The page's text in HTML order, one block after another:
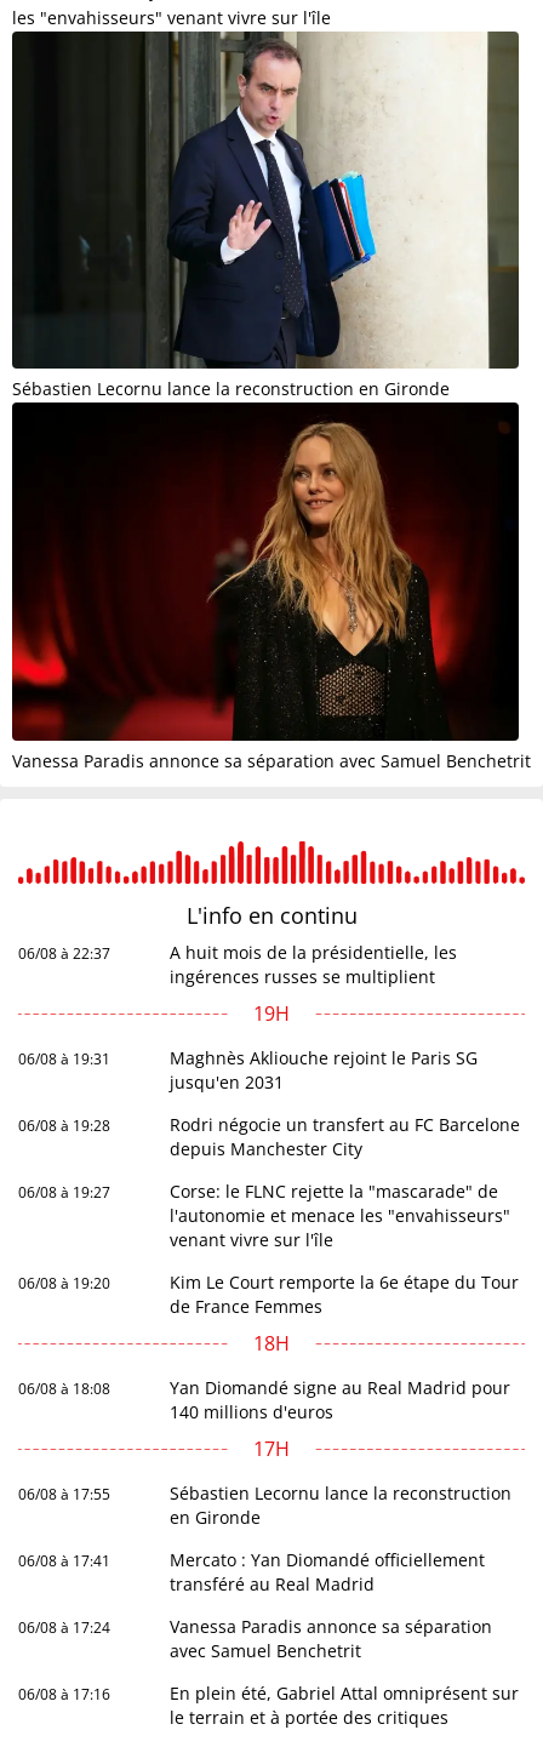
les "envahisseurs" venant vivre sur l'île
Sébastien Lecornu lance la reconstruction en Gironde
Vanessa Paradis annonce sa séparation avec Samuel Benchetrit
L'info en continu
06/08 à 22:37
A huit mois de la présidentielle, les
ingérences russes se multiplient
19H
06/08 à 19:31
Maghnès Akliouche rejoint le Paris SG
jusqu'en 2031
06/08 à 19:28
Rodri négocie un transfert au FC Barcelone
depuis Manchester City
06/08 à 19:27
Corse: le FLNC rejette la "mascarade" de
l'autonomie et menace les "envahisseurs"
venant vivre sur l'île
06/08 à 19:20
Kim Le Court remporte la 6e étape du Tour
de France Femmes
18H
06/08 à 18:08
Yan Diomandé signe au Real Madrid pour
140 millions d'euros
17H
06/08 à 17:55
Sébastien Lecornu lance la reconstruction
en Gironde
06/08 à 17:41
Mercato : Yan Diomandé officiellement
transféré au Real Madrid
06/08 à 17:24
Vanessa Paradis annonce sa séparation
avec Samuel Benchetrit
06/08 à 17:16
En plein été, Gabriel Attal omniprésent sur
le terrain et à portée des critiques